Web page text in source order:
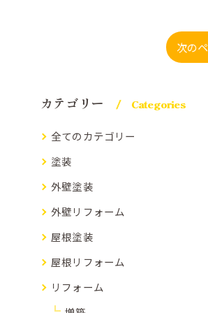
次の
カテゴリー Categories
全てのカテゴリー
塗装
外壁塗装
外壁リフォーム
屋根塗装
屋根リフォーム
リフォーム